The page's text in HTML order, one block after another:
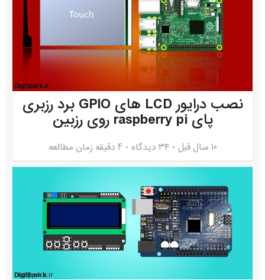
نصب درایور LCD های GPIO برد رزبری
پای raspberry pi روی رزبین
10 سال قبل ۳۴ دیدگاه 4 دقیقه زمان مطالعه